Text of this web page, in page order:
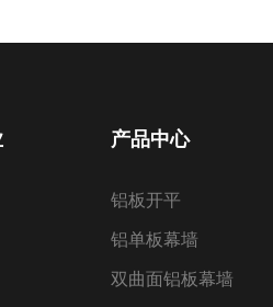
产品中心
铝板开平
铝单板幕墙
双曲面铝板幕墙